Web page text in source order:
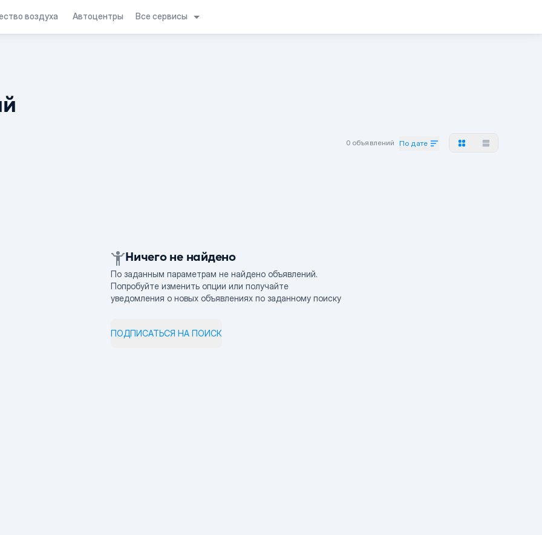
воздуха Автоцентры Все сервисы
0 объявлений По дате
Ничего не найдено
По заданным параметрам не найдено объявлений.
Попробуйте изменить опции или получайте
уведомления о новых объявлениях по заданному поиску
ПОДПИСАТЬСЯ НА ПОИСК